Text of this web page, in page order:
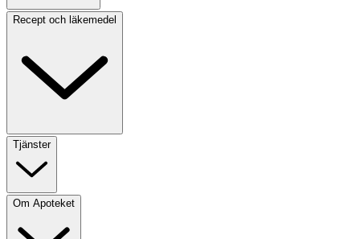
Recept och läkemedel
Tjänster
Om Apoteket